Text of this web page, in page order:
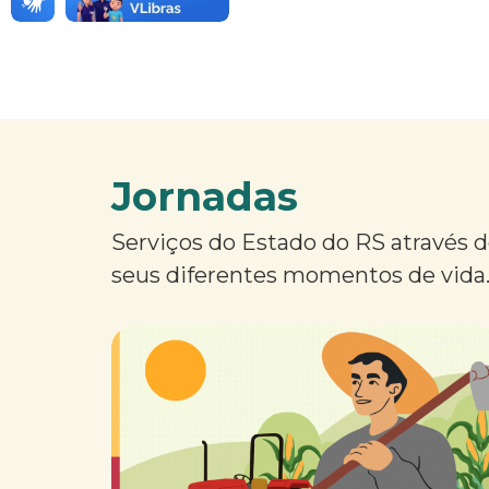
Jornadas
Serviços do Estado do RS através
seus diferentes momentos de vida.